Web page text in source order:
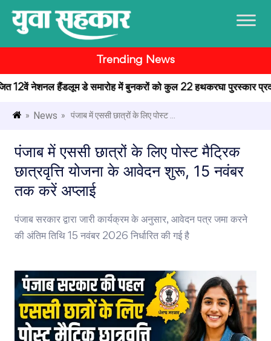
Trending News
12वें नेशनल हैंडलूम डे समारोह में बुनकरों को कुल 22 हथकरघा पुरस्कार प्रदान
» News » पंजाब में एससी छात्रों के लिए पोस्ट ...
पंजाब में एससी छात्रों के लिए पोस्ट मैट्रिक
छात्रवृत्ति योजना के आवेदन शुरू, 15 नवंबर
तक करें अप्लाई
पंजाब सरकार द्वारा जारी कार्यक्रम के अनुसार, आवेदन पत्र जमा करने
की अंतिम तिथि 15 नवंबर 2026 निर्धारित की गई है